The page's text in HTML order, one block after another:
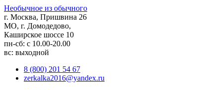
Необычное из обычного
г. Москва, Пришвина 26
МО, г. Домодедово,
Каширское шоссе 10
пн-сб: с 10.00-20.00
вс: выходной
8 (800) 201 54 67
zerkalka2016@yandex.ru